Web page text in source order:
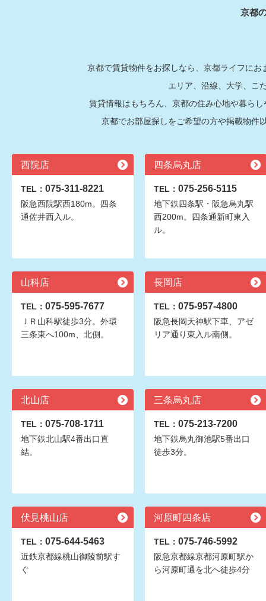
京都
京都で賃貸物件をお探しなら、京都ライフに
エリア、沿線、大学、こ
賃貸情報はもちろん、京都の住み心地や暮ら
京都でお部屋探しをご希望の方や掲載物件
西院店
TEL： 075-311-8221
阪急西院駅西180m。四条
通佐井西入ル。
四条烏丸店
TEL： 075-256-5115
地下鉄四条駅・阪急烏丸駅
西200m。四条通新町東入
ル。
山科店
TEL： 075-595-7677
ＪＲ山科駅徒歩3分。外環
三条東へ100m、北側。
長岡店
TEL： 075-957-4800
阪急長岡天神駅下車、アゼ
リア通り東入ル南側。
北山店
TEL： 075-708-1711
地下鉄北山駅4番出口直
結。
三条烏丸店
TEL： 075-213-7200
地下鉄烏丸御池駅5番出口
徒歩3分。
伏見桃山店
TEL： 075-644-5463
近鉄京都線桃山御陵前駅す
ぐ
河原町四条店
TEL： 075-746-5992
阪急京都線京都河原町駅か
ら河原町通を北へ徒歩4分